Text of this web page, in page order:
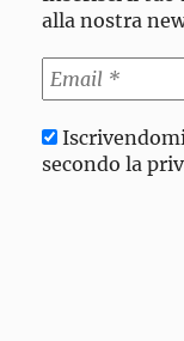
alla nostra
secondo la